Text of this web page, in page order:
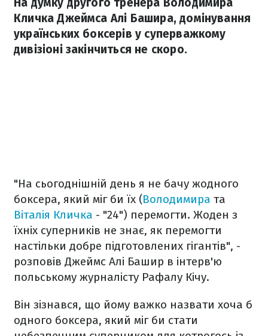
Кличка Джеймса Алі Башира, домінування
українських боксерів у суперважкому
дивізіоні закінчиться не скоро.
"На сьогоднішній день я не бачу жодного
боксера, який міг би їх (Володимира та
Віталія Кличка - "24") перемогти. Жоден з
їхніх суперників не знає, як перемогти
настільки добре підготовлених гігантів", -
розповів Джеймс Алі Башир в інтерв'ю
польському журналісту Рафалу Кічу.
Він зізнався, що йому важко назвати хоча б
одного боксера, який міг би стати